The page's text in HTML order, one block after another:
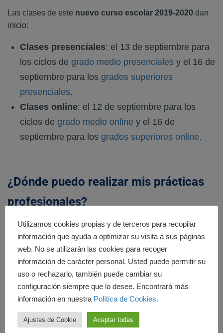
Las clases de este nuevo curso escolar 2019-2020 dan
inicio:
Clases presenciales: el 13 de septiembre para
los ciclos de grado medio presenciales y el 16 de
septiembre para los grados superiores
presenciales.
Clases online: el 12 de septiembre para los
ciclos de grado medio online y el 16 de
septiembre para los grados superiores online.
¿Dónde puedo realizar mis prácticas
profesionales?
En Cedescacontamos con convenios decolaboración
de prácticas con importantes centros y entidades del
sector sanitario y sociosanitario.
Sabemos de la importancia de la fase de prácticas
profesionales y por ello, ¡contamos con los mejores para
que pongas en práctica todo lo aprendido en clase!
Utilizamos cookies propias y de terceros para recopilar
información que ayuda a optimizar su visita a sus páginas
web. No se utilizarán las cookies para recoger
información de carácter personal. Usted puede permitir su
uso o rechazarlo, también puede cambiar su
configuración siempre que lo desee. Encontrará más
información en nuestra Política de Cookies.
Ajustes de Cookie Aceptar todas